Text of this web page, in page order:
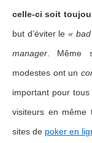
celle-ci soit
but d’éviter le«
manager . Même
modestes ont un
important pour
visiteurs en même
sites de poker en